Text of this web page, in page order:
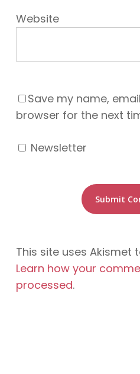
Website
Save my name,
browser for the next
Newsletter
This site uses Akismet
Learn how your
processed.